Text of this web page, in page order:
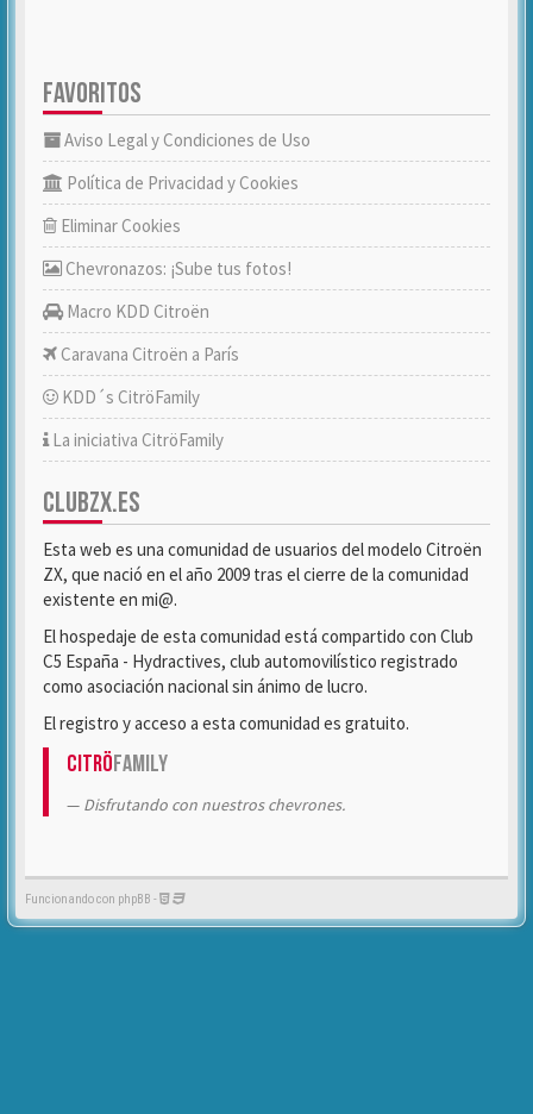
FAVORITOS
Aviso Legal y Condiciones de Uso
Política de Privacidad y Cookies
Eliminar Cookies
Chevronazos: ¡Sube tus fotos!
Macro KDD Citroën
Caravana Citroën a París
KDD´s CitröFamily
La iniciativa CitröFamily
CLUBZX.ES
Esta web es una comunidad de usuarios del modelo Citroën
ZX, que nació en el año 2009 tras el cierre de la comunidad
existente en mi@.
El hospedaje de esta comunidad está compartido con Club
C5 España - Hydractives, club automovilístico registrado
como asociación nacional sin ánimo de lucro.
El registro y acceso a esta comunidad es gratuito.
CitröFamily
Disfrutando con nuestros chevrones.
Funcionando con phpBB -